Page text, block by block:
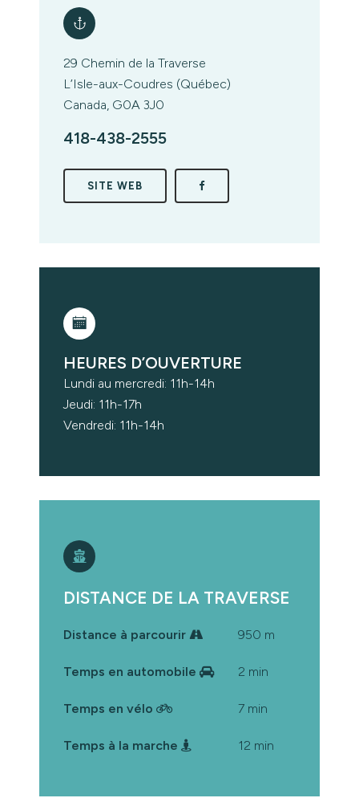
29 Chemin de la Traverse
L’Isle-aux-Coudres (Québec)
Canada, G0A 3J0
418-438-2555
SITE WEB
HEURES D’OUVERTURE
Lundi au mercredi: 11h-14h
Jeudi: 11h-17h
Vendredi: 11h-14h
DISTANCE DE LA TRAVERSE
Distance à parcourir 950 m
Temps en automobile 2 min
Temps en vélo 7 min
Temps à la marche 12 min